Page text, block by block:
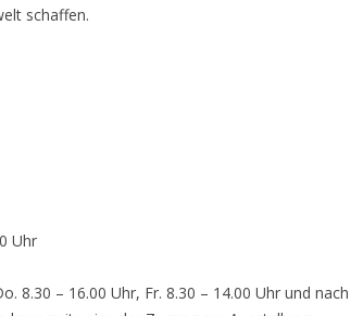
schaffen.
Uhr
8.30 – 16.00 Uhr, Fr. 8.30 – 14.00 Uhr und nach